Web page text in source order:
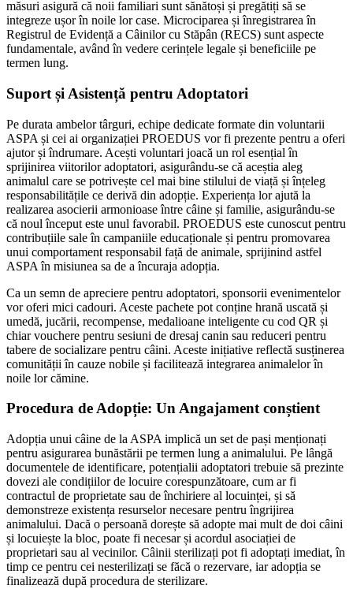
măsuri asigură că noii familiari sunt sănătoși și pregătiți să se
integreze ușor în noile lor case. Microciparea și înregistrarea în
Registrul de Evidență a Câinilor cu Stăpân (RECS) sunt aspecte
fundamentale, având în vedere cerințele legale și beneficiile pe
termen lung.
Suport și Asistență pentru Adoptatori
Pe durata ambelor târguri, echipe dedicate formate din voluntarii
ASPA și cei ai organizației PROEDUS vor fi prezente pentru a oferi
ajutor și îndrumare. Acești voluntari joacă un rol esențial în
sprijinirea viitorilor adoptatori, asigurându-se că aceștia aleg
animalul care se potrivește cel mai bine stilului de viață și înțeleg
responsabilitățile ce derivă din adopție. Experiența lor ajută la
realizarea asocierii armonioase între câine și familie, asigurându-se
că noul început este unul favorabil. PROEDUS este cunoscut pentru
contribuțiile sale în campaniile educaționale și pentru promovarea
unui comportament responsabil față de animale, sprijinind astfel
ASPA în misiunea sa de a încuraja adopția.
Ca un semn de apreciere pentru adoptatori, sponsorii evenimentelor
vor oferi mici cadouri. Aceste pachete pot conține hrană uscată și
umedă, jucării, recompense, medalioane inteligente cu cod QR și
chiar vouchere pentru sesiuni de dresaj canin sau reduceri pentru
tabere de socializare pentru câini. Aceste inițiative reflectă susținerea
comunității în cauze nobile și facilitează integrarea animalelor în
noile lor cămine.
Procedura de Adopție: Un Angajament conștient
Adopția unui câine de la ASPA implică un set de pași menționați
pentru asigurarea bunăstării pe termen lung a animalului. Pe lângă
documentele de identificare, potențialii adoptatori trebuie să prezinte
dovezi ale condițiilor de locuire corespunzătoare, cum ar fi
contractul de proprietate sau de închiriere al locuinței, și să
demonstreze existența resurselor necesare pentru îngrijirea
animalului. Dacă o persoană dorește să adopte mai mult de doi câini
și locuiește la bloc, poate fi necesar și acordul asociației de
proprietari sau al vecinilor. Câinii sterilizați pot fi adoptați imediat, în
timp ce pentru cei nesterilizați se făcă o rezervare, iar adopția se
finalizează după procedura de sterilizare.